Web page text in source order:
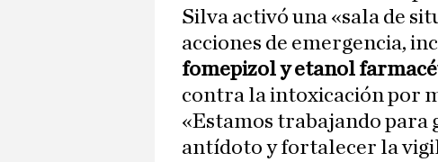
Silva activó una «sala de
acciones de emergencia,
fomepizol y etanol
contra la intoxicación por
«Estamos trabajando
antídoto y fortalecer la